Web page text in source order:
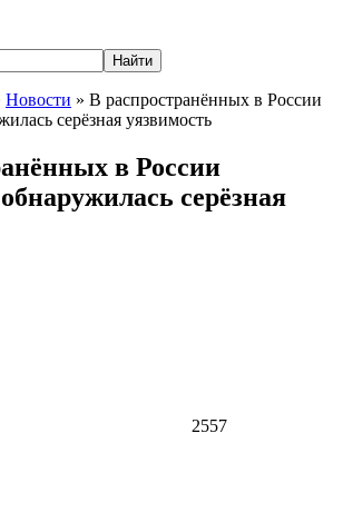
Новости » В распространённых в России
серёзная уязвимость
в России
серёзная
2557